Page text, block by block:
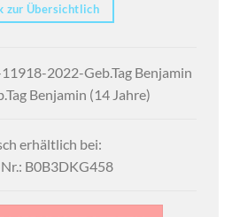
zur Übersichtlich
2022-Geb.Tag Benjamin
Benjamin (14 Jahre)
erhältlich bei:
B0B3DKG458